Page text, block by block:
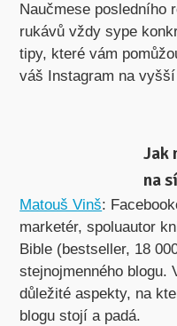
Naučmese posledního
rukávů vždy sype
tipy, které vám
váš Instagram na
Jak
na
Matouš Vinš:
marketér, spoluautor
Bible (bestseller, 18
stejnojmenného blogu.
důležité aspekty, na
blogu stojí a padá.